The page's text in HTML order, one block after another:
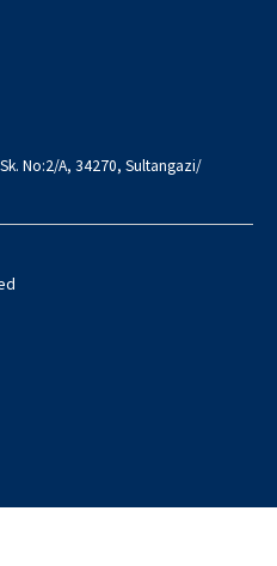
No:2/A, 34270, Sultangazi/